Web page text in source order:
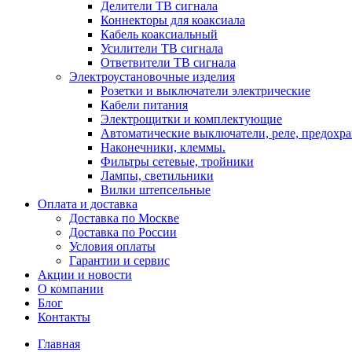
Делители ТВ сигнала
Коннекторы для коаксиала
Кабель коаксиальный
Усилители ТВ сигнала
Ответвители ТВ сигнала
Электроустановочные изделия
Розетки и выключатели электрические
Кабели питания
Электрощитки и комплектующие
Автоматические выключатели, реле,
Наконечники, клеммы.
Фильтры сетевые, тройники
Лампы, светильники
Вилки штепсельные
Оплата и доставка
Доставка по Москве
Доставка по России
Условия оплаты
Гарантии и сервис
Акции и новости
О компании
Блог
Контакты
Главная